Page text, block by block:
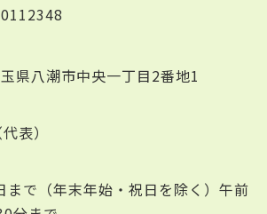
県八潮市中央一丁目2番地1
表）
まで（年末年始・祝日を除く）午前